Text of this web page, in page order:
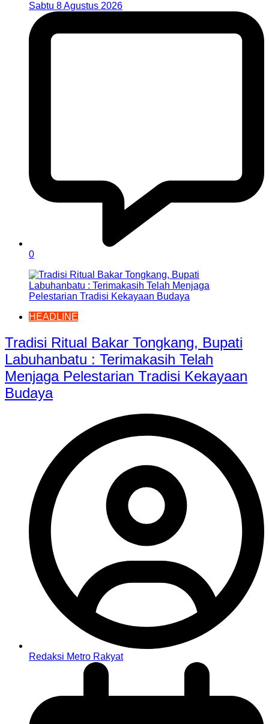
Sabtu 8 Agustus 2026
0
HEADLINE
Tradisi Ritual Bakar Tongkang, Bupati
Labuhanbatu : Terimakasih Telah
Menjaga Pelestarian Tradisi Kekayaan
Budaya
Redaksi Metro Rakyat